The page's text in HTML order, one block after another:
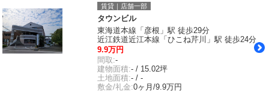
賃貸｜店舗一部
タウンビル
東海道本線「彦根」駅 徒歩29分
近江鉄道近江本線「ひこね芹川」駅 徒歩24分
9.9万円
間取:-
建物面積:- / 15.02坪
土地面積:- / -
敷金/礼金:0ヶ月/9.9万円